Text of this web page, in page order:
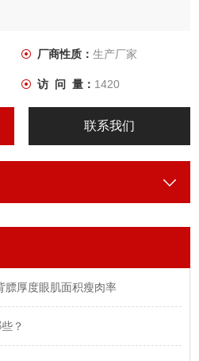
厂商性质： 生产厂家
访 问 量： 1420
联系我们
膘厚度眼肌面积瘦肉率
？